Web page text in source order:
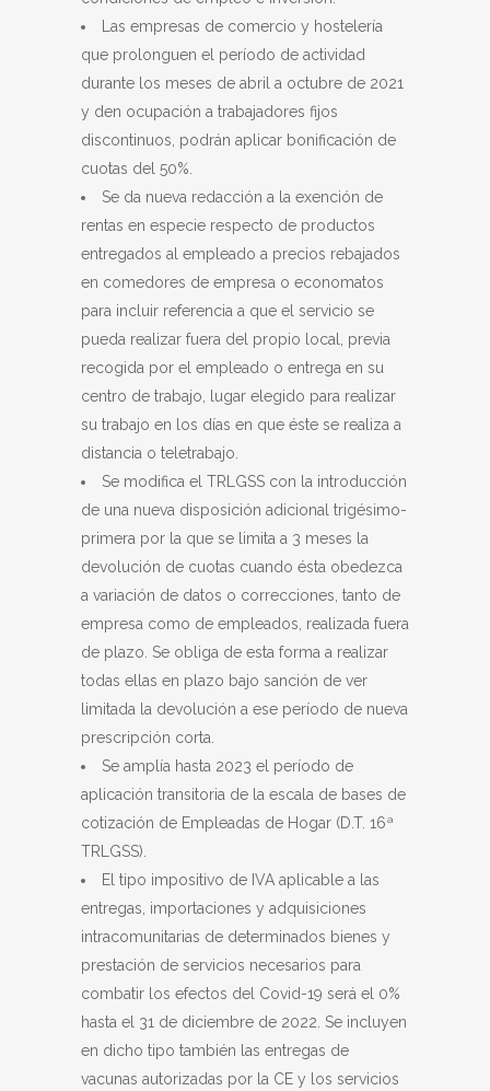
Las empresas de comercio y hostelería
que prolonguen el período de actividad
durante los meses de abril a octubre de 2021
y den ocupación a trabajadores fijos
discontinuos, podrán aplicar bonificación de
cuotas del 50%.
Se da nueva redacción a la exención de
rentas en especie respecto de productos
entregados al empleado a precios rebajados
en comedores de empresa o economatos
para incluir referencia a que el servicio se
pueda realizar fuera del propio local, previa
recogida por el empleado o entrega en su
centro de trabajo, lugar elegido para realizar
su trabajo en los días en que éste se realiza a
distancia o teletrabajo.
Se modifica el TRLGSS con la introducción
de una nueva disposición adicional trigésimo-
primera por la que se limita a 3 meses la
devolución de cuotas cuando ésta obedezca
a variación de datos o correcciones, tanto de
empresa como de empleados, realizada fuera
de plazo. Se obliga de esta forma a realizar
todas ellas en plazo bajo sanción de ver
limitada la devolución a ese período de nueva
prescripción corta.
Se amplía hasta 2023 el período de
aplicación transitoria de la escala de bases de
cotización de Empleadas de Hogar (D.T. 16ª
TRLGSS).
El tipo impositivo de IVA aplicable a las
entregas, importaciones y adquisiciones
intracomunitarias de determinados bienes y
prestación de servicios necesarios para
combatir los efectos del Covid-19 será el 0%
hasta el 31 de diciembre de 2022. Se incluyen
en dicho tipo también las entregas de
vacunas autorizadas por la CE y los servicios